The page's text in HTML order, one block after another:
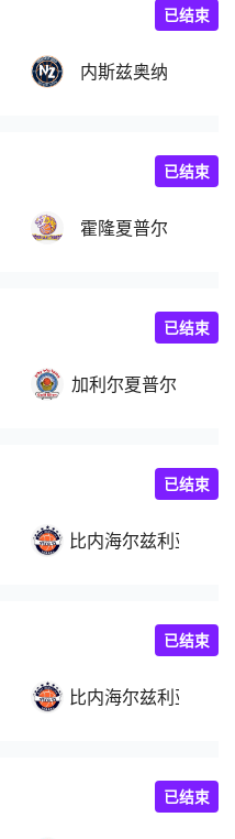
内斯兹奥纳
已结束
霍隆夏普尔
已结束
加利尔夏普尔
已结束
比内海尔兹利亚
已结束
比内海尔兹利亚
已结束
已结束